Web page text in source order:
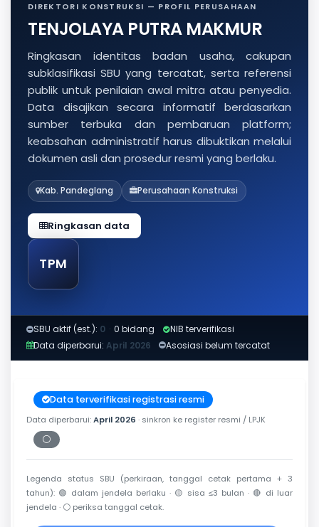
DIREKTORI KONSTRUKSI — PROFIL PERUSAHAAN
TENJOLAYA PUTRA MAKMUR
Ringkasan identitas badan usaha, cakupan
subklasifikasi SBU yang tercatat, serta referensi
publik untuk penilaian awal mitra atau penyedia.
Data disajikan secara informatif berdasarkan
sumber terbuka dan pembaruan platform;
keabsahan administratif harus dibuktikan melalui
dokumen asli dan prosedur resmi yang berlaku.
Kab. Pandeglang Perusahaan Konstruksi
Ringkasan data
TPM
SBU aktif (est.): 0 · 0 bidang
NIB terverifikasi
Data diperbarui: April 2026 Asosiasi belum tercatat
Data terverifikasi registrasi resmi
Data diperbarui:April 2026 · sinkron ke register resmi / LPJK
⚪
Periksa tanggal cetak
Legenda status SBU (perkiraan, tanggal cetak pertama + 3
tahun): 🟢 dalam jendela berlaku · 🟡 sisa ≤3 bulan · 🔴 di luar
jendela · ⚪ periksa tanggal cetak.